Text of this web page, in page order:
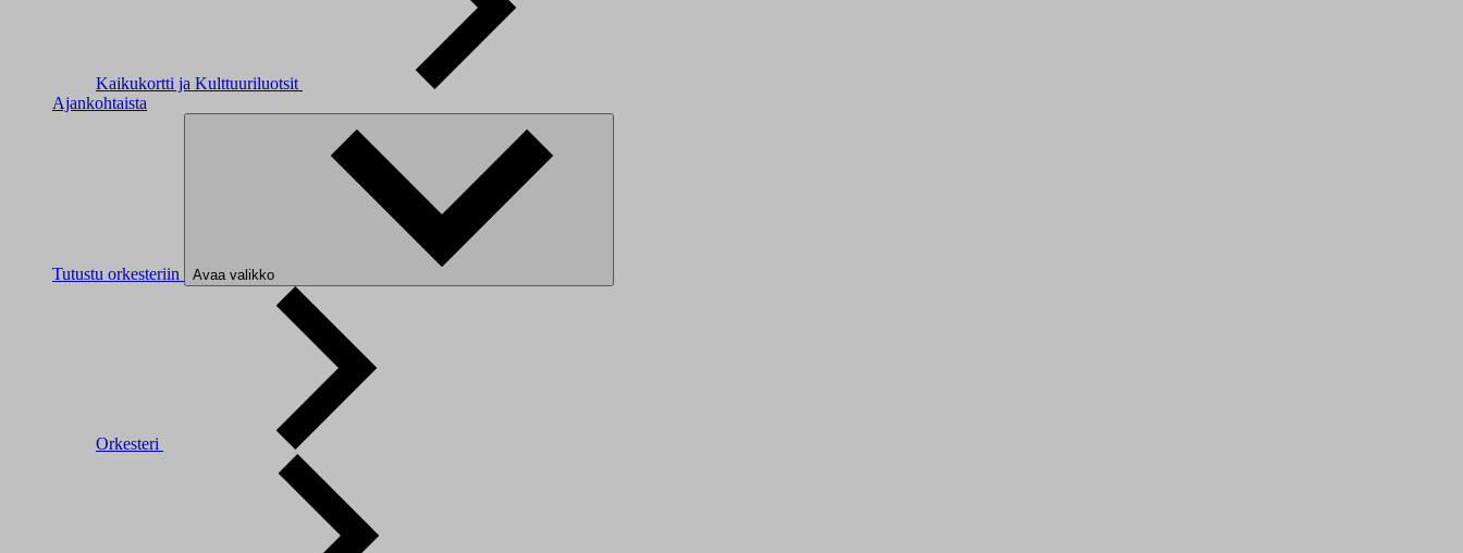
Kaikukortti ja Kulttuuriluotsit
Ajankohtaista
Tutustu orkesteriin Avaa valikko
Orkesteri